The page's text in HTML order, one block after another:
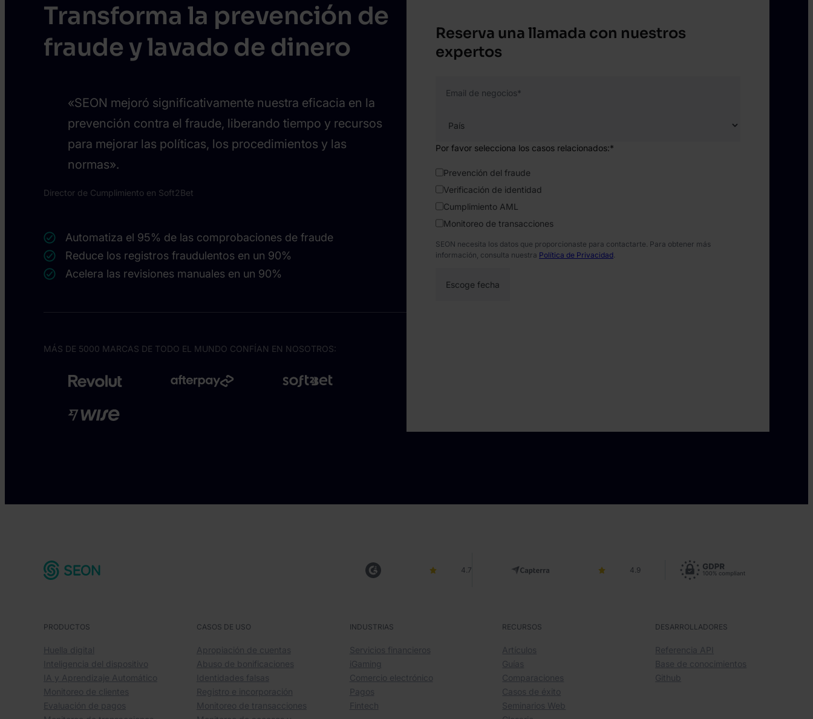
Transforma la prevención de
fraude y lavado de dinero
«SEON mejoró significativamente nuestra eficacia en la
prevención contra el fraude, liberando tiempo y recursos
para mejorar las políticas, los procedimientos y las
normas».
Director de Cumplimiento en Soft2Bet
Automatiza el 95% de las comprobaciones de fraude
Reduce los registros fraudulentos en un 90%
Acelera las revisiones manuales en un 90%
MÁS DE 5000 MARCAS DE TODO EL MUNDO CONFÍAN EN NOSOTROS:
Reserva una llamada con nuestros
expertos
Email de negocios*
Por favor selecciona los casos relacionados:*
Prevención del fraude
Verificación de identidad
Cumplimiento AML
Monitoreo de transacciones
SEON necesita los datos que proporcionaste para contactarte. Para obtener más
información, consulta nuestra Política de Privacidad.
4.7 4.9
PRODUCTOS
Huella digital
Inteligencia del dispositivo
IA y Aprendizaje Automático
Monitoreo de clientes
Evaluación de pagos
CASOS DE USO
Apropiación de cuentas
Abuso de bonificaciones
Identidades falsas
Registro e incorporación
Monitoreo de transacciones
INDUSTRIAS
Servicios financieros
iGaming
Comercio electrónico
Pagos
Fintech
RECURSOS
Artículos
Guías
Comparaciones
Casos de éxito
Seminarios Web
DESARROLLADORES
Referencia API
Base de conocimientos
Github